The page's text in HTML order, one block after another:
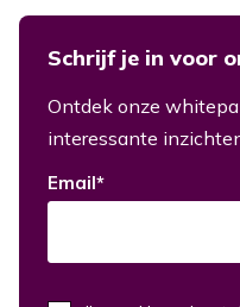
Schrijf je in voor
Ontdek onze
interessante
Email*